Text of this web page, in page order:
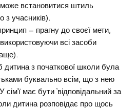
може встановитися штиль
з учасників).
– прагну до своєї мети,
всі засоби
з початкової школи була
буквально всім, що з нею
має бути ‘відповідальний за
дитина розповідає про щось